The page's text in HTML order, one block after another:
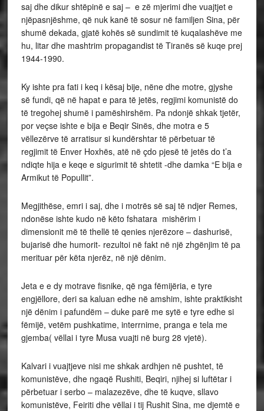
saj dhe dikur shtëpinë e saj – e zë mjerimi dhe vuajtjet e
njëpasnjëshme, që nuk kanë të sosur në familjen Sina, për
shumë dekada, gjatë kohës së sundimit të kuqalashëve me
hu, litar dhe mashtrim propagandist të Tiranës së kuqe prej
1944-1990.
Ky ishte pra fati i keq i kësaj bije, nëne dhe motre, gjyshe
së fundi, që në hapat e para të jetës, regjimi komunistë do
të tregohej shumë i pamëshirshëm. Pa ndonjë shkak tjetër,
por veçse ishte e bija e Beqir Sinës, dhe motra e 5
vëllezërve të arratisur si kundërshtar të përbetuar të
regjimit të Enver Hoxhës, atë në çdo pjesë të jetës do t’a
ndiqte hija e keqe e sigurimit të shtetit -dhe damka “E bija e
Armikut të Popullit”.
Megjithëse, emri i saj, dhe i motrës së saj të ndjer Remes,
ndonëse ishte kudo në këto fshatara mishërim i
dimensionit më të thellë të qenies njerëzore – dashurisë,
bujarisë dhe humorit- rezultoi në fakt në një zhgënjim të pa
merituar për këta njerëz, në një dënim.
Jeta e e dy motrave fisnike, që nga fëmijëria, e tyre
engjëllore, deri sa kaluan edhe në amshim, ishte praktikisht
një dënim i pafundëm – duke parë me sytë e tyre edhe si
fëmijë, vetëm pushkatime, interrnime, pranga e tela me
gjemba( vëllai i tyre Musa vuajti në burg 28 vjetë).
Kalvari i vuajtjeve nisi me shkak ardhjen në pushtet, të
komunistëve, dhe ngaqë Rushiti, Beqiri, njihej si luftëtar i
përbetuar i serbo – malazezëve, dhe të kuqve, sllavo
komunistëve, Feiriti dhe vëllai i tij Rushit Sina, me djemtë e